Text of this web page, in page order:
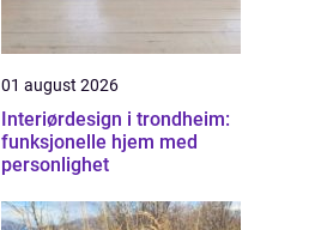
01 august 2026
Interiørdesign i trondheim:
funksjonelle hjem med
personlighet